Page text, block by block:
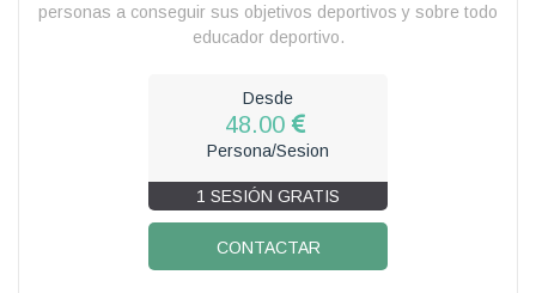
personas a conseguir sus objetivos deportivos y sobre todo
educador deportivo.
Desde
48.00
Persona/Sesion
1 SESIÓN GRATIS
CONTACTAR